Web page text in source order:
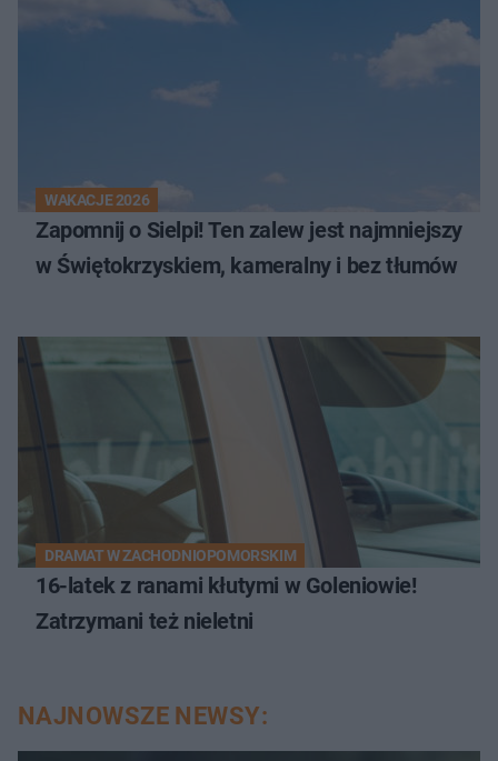
WAKACJE 2026
Zapomnij o Sielpi! Ten zalew jest najmniejszy
w Świętokrzyskiem, kameralny i bez tłumów
DRAMAT W ZACHODNIOPOMORSKIM
16-latek z ranami kłutymi w Goleniowie!
Zatrzymani też nieletni
NAJNOWSZE NEWSY: